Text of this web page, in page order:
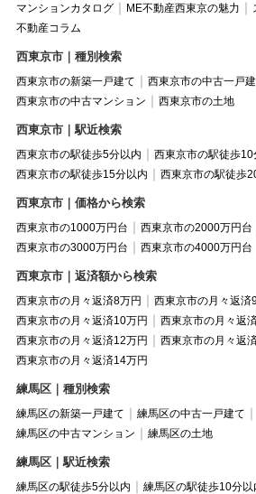
マンションカタログ
ME不動産西東京の魅力
不動産コラム
西東京市｜種別検索
西東京市の新築一戸建て
西東京市の中古一戸
西東京市の中古マンション
西東京市の土地
西東京市｜駅近検索
西東京市の駅徒歩5分以内
西東京市の駅徒歩10
西東京市の駅徒歩15分以内
西東京市の駅徒歩
西東京市｜価格から検索
西東京市の1000万円台
西東京市の2000万円台
西東京市の3000万円台
西東京市の4000万円台
西東京市｜返済額から検索
西東京市の月々返済8万円
西東京市の月々返済
西東京市の月々返済10万円
西東京市の月々返
西東京市の月々返済12万円
西東京市の月々返
西東京市の月々返済14万円
練馬区｜種別検索
練馬区の新築一戸建て
練馬区の中古一戸建て
練馬区の中古マンション
練馬区の土地
練馬区｜駅近検索
練馬区の駅徒歩5分以内
練馬区の駅徒歩10分以